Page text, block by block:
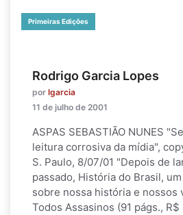
Primeiras Edições
Rodrigo Garcia Lopes
por lgarcia
11 de julho de 2001
ASPAS SEBASTIÃO NUNES
leitura corrosiva da mídia",
S. Paulo, 8/07/01 "Depois de
passado, História do Brasil,
sobre nossa história e nossos
Todos Assasinos (91 págs.,